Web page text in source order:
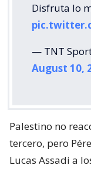
Disfruta lo
— TNT
August 10,
Palestino no
tercero, pero
Lucas Assadi a